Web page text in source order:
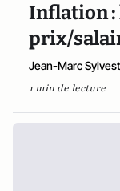
Inflation :
prix/
Jean-Marc
1 min de lecture